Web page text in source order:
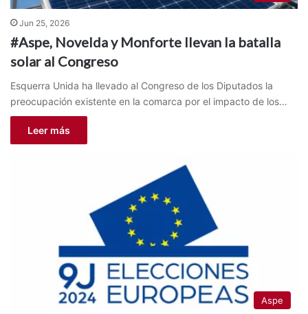
Jun 25, 2026
#Aspe, Novelda y Monforte llevan la batalla
solar al Congreso
Esquerra Unida ha llevado al Congreso de los Diputados la
preocupación existente en la comarca por el impacto de los…
Leer más
Aspe